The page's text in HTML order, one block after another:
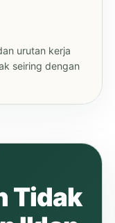
urutan kerja
seiring dengan
Tidak